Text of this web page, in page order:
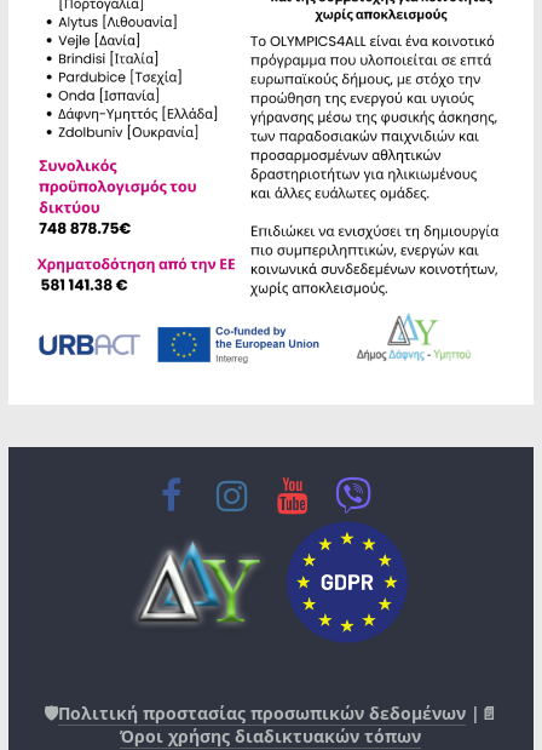
🛡️Πολιτική προστασίας προσωπικών δεδομένων |📄
Όροι χρήσης διαδικτυακών τόπων